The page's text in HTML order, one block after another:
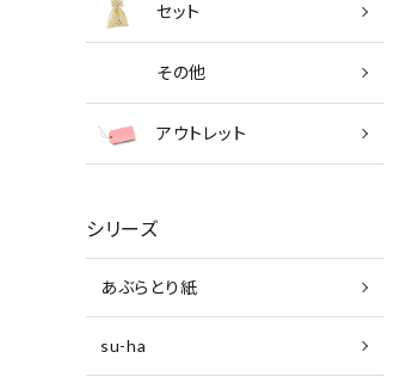
セット
その他
アウトレット
シリーズ
あぶらとり紙
su-ha